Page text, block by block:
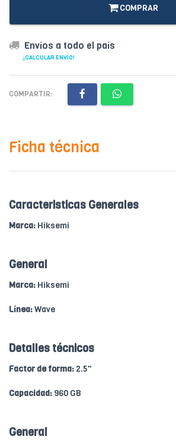
COMPRAR
Envíos a todo el país
¡CALCULAR ENVÍO!
COMPARTIR:
Ficha técnica
Caracteristicas Generales
Marca: Hiksemi
General
Marca: Hiksemi
Línea:Wave
Detalles técnicos
Factor de forma: 2.5"
Capacidad: 960 GB
General